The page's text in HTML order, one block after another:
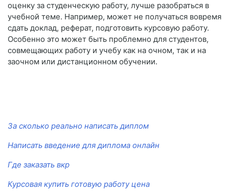
оценку за студенческую работу, лучше разобраться в
учебной теме. Например, может не получаться вовремя
сдать доклад, реферат, подготовить курсовую работу.
Особенно это может быть проблемно для студентов,
совмещающих работу и учебу как на очном, так и на
заочном или дистанционном обучении.
За сколько реально написать диплом
Написать введение для диплома онлайн
Где заказать вкр
Курсовая купить готовую работу цена